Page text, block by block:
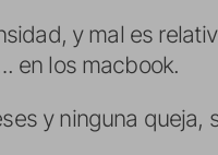
y mal es
en los macbook.
y ninguna